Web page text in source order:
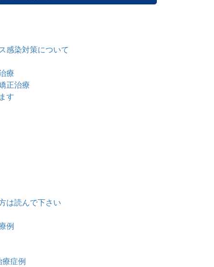
感染対策について
療
正治療
す
は読んで下さい
例
療症例